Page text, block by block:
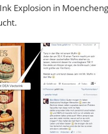
Explosion in